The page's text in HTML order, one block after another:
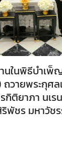
านในพิธีบำ
วายพระกุศล
กิติยาภา นเ
พัชร มหาวัช